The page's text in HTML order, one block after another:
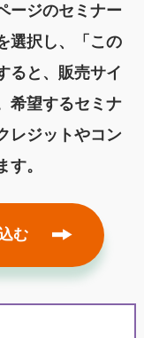
ージのセミナー
選択し、「この
ると、販売サイ
希望するセミナ
レジットやコン
。
む